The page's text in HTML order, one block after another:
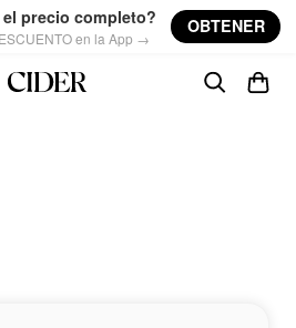
precio completo?
en la App →
OBTENER